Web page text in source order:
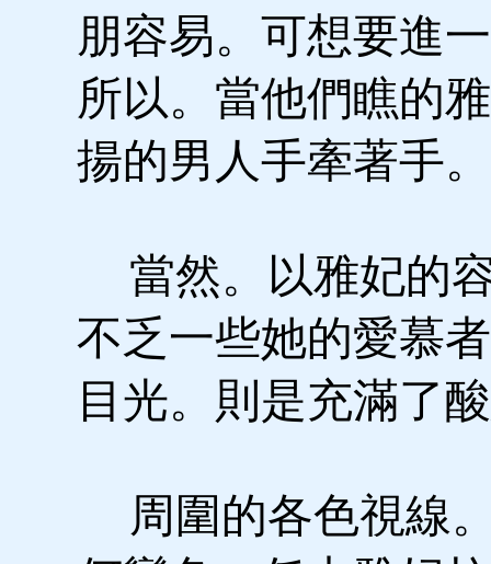
朋容易。可想要進
所以。當他們瞧的
揚的男人手牽著手
當然。以雅妃的
不乏一些她的愛慕
目光。則是充滿了
周圍的各色視線